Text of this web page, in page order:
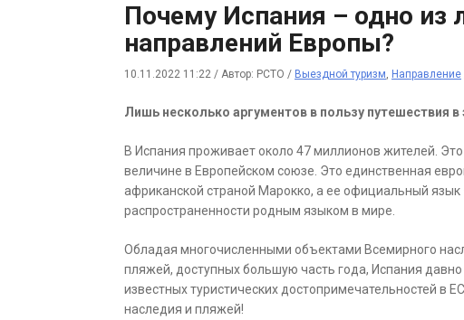
Почему Испания – одно из
направлений Европы?
10.11.2022 11:22 / Автор: РСТО / Выездной туризм, Направление
Лишь несколько аргументов в пользу путешествия в
В Испания проживает около 47 миллионов жителей.
величине в Европейском союзе. Это единственная
африканской страной Марокко, а ее официальный
распространенности родным языком в мире.
Обладая многочисленными объектами Всемирного
пляжей, доступных большую часть года, Испания
известных туристических достопримечательностей в
наследия и пляжей!